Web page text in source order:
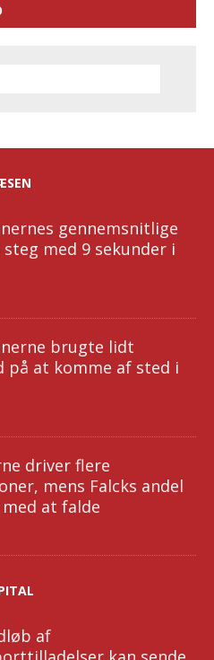
gennemsnitlige
med 9 sekunder i
brugte lidt
på at komme af sted i
driver flere
mens Falcks andel
at falde
af